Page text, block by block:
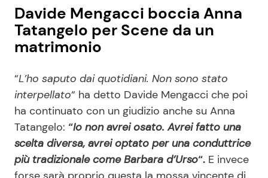
Davide Mengacci boccia Anna
Tatangelo per Scene da un
matrimonio
“L’ho saputo dai quotidiani. Non sono stato
interpellato“ ha detto Davide Mengacci che poi
ha continuato con un giudizio anche su Anna
Tatangelo: “Io non avrei osato. Avrei fatto una
scelta diversa, avrei optato per una conduttrice
più tradizionale come Barbara d’Urso“. E invece